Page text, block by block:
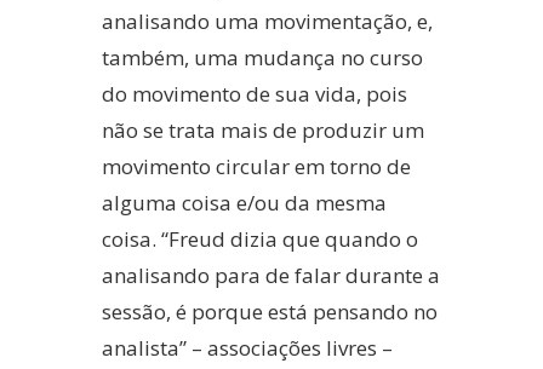
analisando uma movimentação, e,
também, uma mudança no curso
do movimento de sua vida, pois
não se trata mais de produzir um
movimento circular em torno de
alguma coisa e/ou da mesma
coisa. “Freud dizia que quando o
analisando para de falar durante a
sessão, é porque está pensando no
analista” – associações livres –